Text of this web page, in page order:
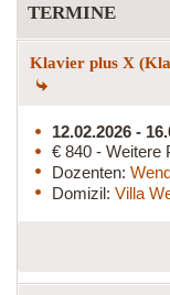
TERMINE
Klavier plus X
12.02.2026 -
€ 840 - Weitere
Dozenten:
Domizil: Villa